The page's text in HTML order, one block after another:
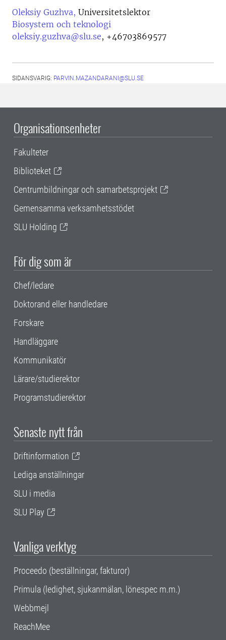
Oleksiy Guzhva, Universitetslektor
Biosystem och teknologi
oleksiy.guzhva@slu.se, +46703869577
SIDANSVARIG: PARVIN.MAZANDARANI@SLU.SE
Organisationsenheter
Fakulteter
Biblioteket
Centrumbildningar och samarbetsprojekt
Gemensamma verksamhetsstödet
SLU Holding
För dig som är
Chef/ledare
Doktorand eller handledare
Forskare
Handläggare
Kommunikatör
Lärare/studierektor
Programstudierektor
Senaste nytt från
Driftinformation
Lediga anställningar
SLU i media
SLU Play
Vanliga verktyg
Proceedo (beställningar, fakturor)
Primula (ledighet, sjukanmälan, lönespec m.m.)
Webbmejl
ReachMee